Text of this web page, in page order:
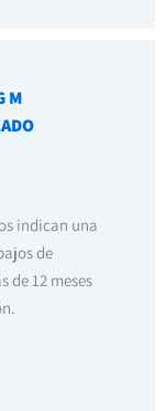
M
indican una
de
de 12 meses